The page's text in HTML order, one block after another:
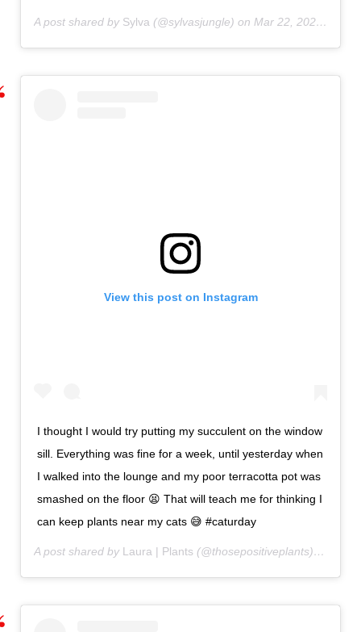
A post shared by Sylva (@sylvasjungle) on Mar 22, 2020 at 3:41am PDT
View this post on Instagram
I thought I would try putting my succulent on the window
sill. Everything was fine for a week, until yesterday when
I walked into the lounge and my poor terracotta pot was
smashed on the floor 😫 That will teach me for thinking I
can keep plants near my cats 😅 #caturday
A post shared by Laura | Plants (@thosepositiveplants) on